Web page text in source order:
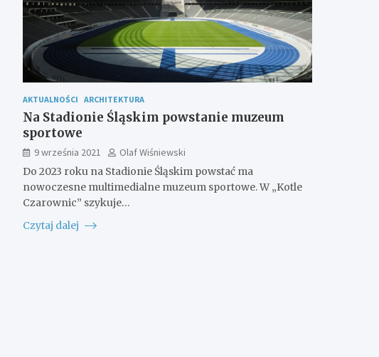
AKTUALNOŚCI ARCHITEKTURA
Na Stadionie Śląskim powstanie muzeum
sportowe
9 września 2021
Olaf Wiśniewski
Do 2023 roku na Stadionie Śląskim powstać ma
nowoczesne multimedialne muzeum sportowe. W „Kotle
Czarownic” szykuje…
Czytaj dalej